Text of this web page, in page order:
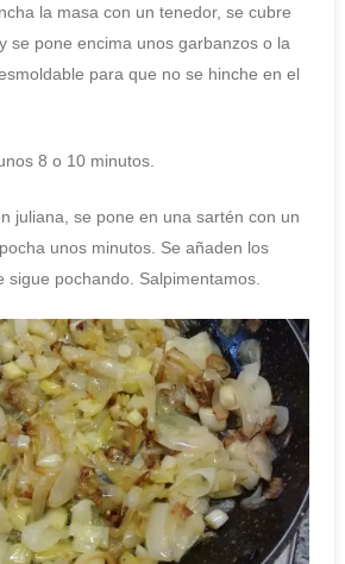
la masa con un tenedor, se cubre
se pone encima unos garbanzos o la
para que no se hinche en el
8 o 10 minutos.
juliana, se pone en una sartén con un
unos minutos. Se añaden los
sigue pochando. Salpimentamos.